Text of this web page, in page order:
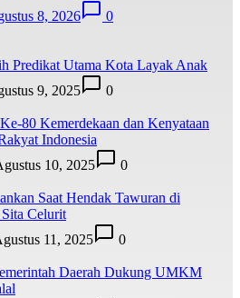
8, 2026 0
Predikat Utama Kota Layak Anak
9, 2025
0
80 Kemerdekaan dan Kenyataan
Indonesia
10, 2025
0
Saat Hendak Tawuran di
Celurit
11, 2025
0
Daerah Dukung UMKM